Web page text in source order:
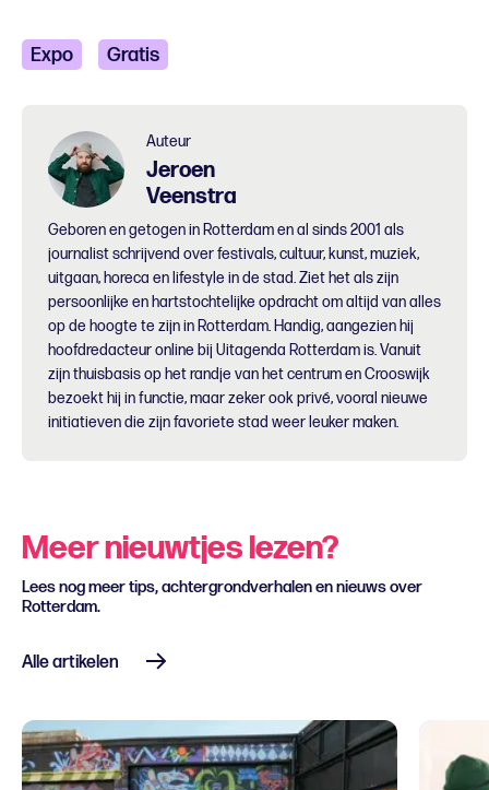
Expo Gratis
Auteur
Jeroen
Veenstra
Geboren en getogen in Rotterdam en al sinds 2001 als
journalist schrijvend over festivals, cultuur, kunst, muziek,
uitgaan, horeca en lifestyle in de stad. Ziet het als zijn
persoonlijke en hartstochtelijke opdracht om altijd van alles
op de hoogte te zijn in Rotterdam. Handig, aangezien hij
hoofdredacteur online bij Uitagenda Rotterdam is. Vanuit
zijn thuisbasis op het randje van het centrum en Crooswijk
bezoekt hij in functie, maar zeker ook privé, vooral nieuwe
initiatieven die zijn favoriete stad weer leuker maken.
Meer nieuwtjes lezen?
Lees nog meer tips, achtergrondverhalen en nieuws over
Rotterdam.
Alle artikelen